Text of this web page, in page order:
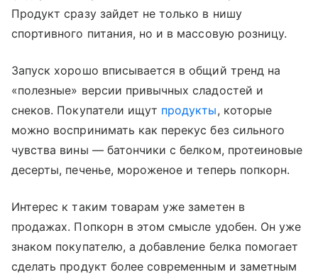
Продукт сразу зайдет не только в нишу
спортивного питания, но и в массовую розницу.
Запуск хорошо вписывается в общий тренд на
«полезные» версии привычных сладостей и
снеков. Покупатели ищут продукты, которые
можно воспринимать как перекус без сильного
чувства вины — батончики с белком, протеиновые
десерты, печенье, мороженое и теперь попкорн.
Интерес к таким товарам уже заметен в
продажах. Попкорн в этом смысле удобен. Он уже
знаком покупателю, а добавление белка помогает
сделать продукт более современным и заметным